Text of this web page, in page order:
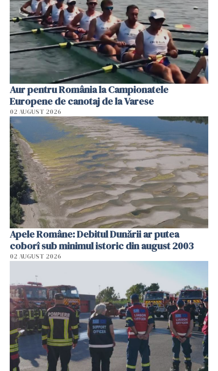
Aur pentru România la Campionatele
Europene de canotaj de la Varese
02 AUGUST 2026
Apele Române: Debitul Dunării ar putea
coborî sub minimul istoric din august 2003
02 AUGUST 2026